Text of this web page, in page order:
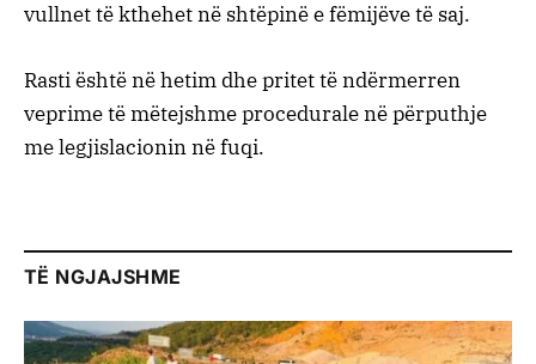
vullnet të kthehet në shtëpinë e fëmijëve të saj.
Rasti është në hetim dhe pritet të ndërmerren
veprime të mëtejshme procedurale në përputhje
me legjislacionin në fuqi.
TË NGJAJSHME